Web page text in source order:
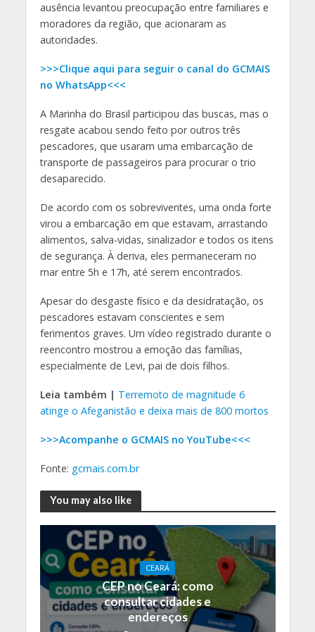
ausência levantou preocupação entre familiares e
moradores da região, que acionaram as
autoridades.
>>>Clique aqui para seguir o canal do GCMAIS
no WhatsApp<<<
A Marinha do Brasil participou das buscas, mas o
resgate acabou sendo feito por outros três
pescadores, que usaram uma embarcação de
transporte de passageiros para procurar o trio
desaparecido.
De acordo com os sobreviventes, uma onda forte
virou a embarcação em que estavam, arrastando
alimentos, salva-vidas, sinalizador e todos os itens
de segurança. À deriva, eles permaneceram no
mar entre 5h e 17h, até serem encontrados.
Apesar do desgaste físico e da desidratação, os
pescadores estavam conscientes e sem
ferimentos graves. Um vídeo registrado durante o
reencontro mostrou a emoção das famílias,
especialmente de Levi, pai de dois filhos.
Leia também | Terremoto de magnitude 6
atinge o Afeganistão e deixa mais de 800 mortos
>>>Acompanhe o GCMAIS no YouTube<<<
Fonte: gcmais.com.br
You may also like
CEARÁ
CEP no Ceará: como
consultar cidades e
endereços